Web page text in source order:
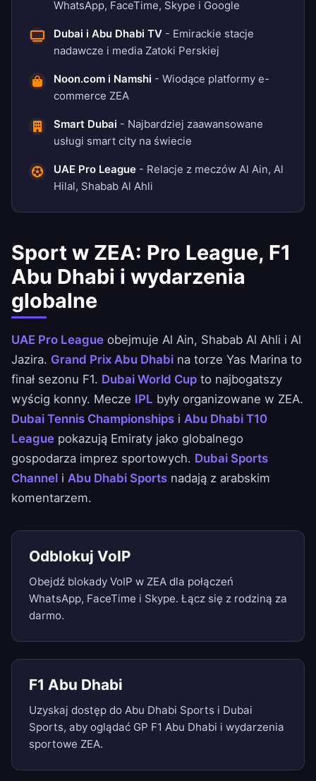
WhatsApp, FaceTime, Skype i Google
Dubai i Abu Dhabi TV - Emirackie stacje
nadawcze i media Zatoki Perskiej
Noon.com i Namshi - Wiodące platformy e-
commerce ZEA
Smart Dubai - Najbardziej zaawansowane
usługi smart city na świecie
UAE Pro League - Relacje z meczów Al Ain, Al
Hilal, Shabab Al Ahli
Sport w ZEA: Pro League, F1
Abu Dhabi i wydarzenia
globalne
UAE Pro League obejmuje Al Ain, Shabab Al Ahli i Al
Jazira. Grand Prix Abu Dhabi na torze Yas Marina to
finał sezonu F1. Dubai World Cup to najbogatszy
wyścig konny. Mecze IPL były organizowane w ZEA.
Dubai Tennis Championships i Abu Dhabi T10
League pokazują Emiraty jako globalnego
gospodarza imprez sportowych. Dubai Sports
Channel i Abu Dhabi Sports nadają z arabskim
komentarzem.
Odblokuj VoIP
Obejdź blokady VoIP w ZEA dla połączeń
WhatsApp, FaceTime i Skype. Łącz się z rodziną za
darmo.
F1 Abu Dhabi
Uzyskaj dostęp do Abu Dhabi Sports i Dubai
Sports, aby oglądać GP F1 Abu Dhabi i wydarzenia
sportowe ZEA.